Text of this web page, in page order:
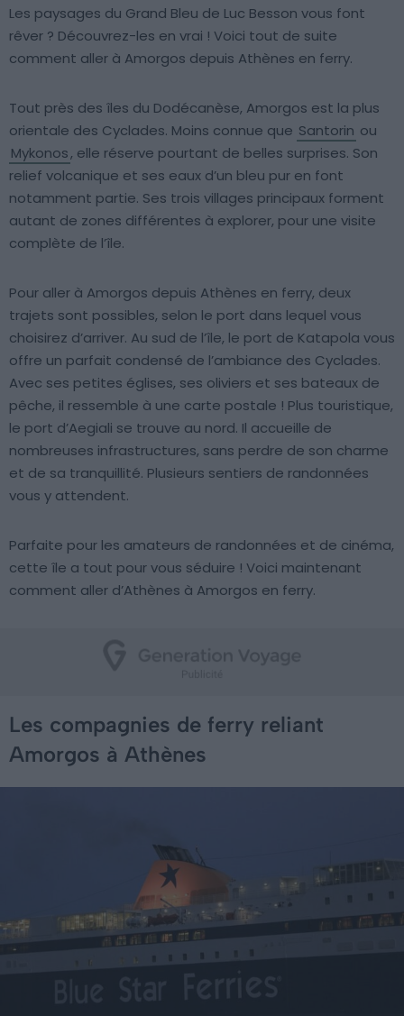
Les paysages du Grand Bleu de Luc Besson vous font
rêver ? Découvrez-les en vrai ! Voici tout de suite
comment aller à Amorgos depuis Athènes en ferry.
Tout près des îles du Dodécanèse, Amorgos est la plus
orientale des Cyclades. Moins connue que Santorin ou
Mykonos, elle réserve pourtant de belles surprises. Son
relief volcanique et ses eaux d’un bleu pur en font
notamment partie. Ses trois villages principaux forment
autant de zones différentes à explorer, pour une visite
complète de l’île.
Pour aller à Amorgos depuis Athènes en ferry, deux
trajets sont possibles, selon le port dans lequel vous
choisirez d’arriver. Au sud de l’île, le port de Katapola vous
offre un parfait condensé de l’ambiance des Cyclades.
Avec ses petites églises, ses oliviers et ses bateaux de
pêche, il ressemble à une carte postale ! Plus touristique,
le port d’Aegiali se trouve au nord. Il accueille de
nombreuses infrastructures, sans perdre de son charme
et de sa tranquillité. Plusieurs sentiers de randonnées
vous y attendent.
Parfaite pour les amateurs de randonnées et de cinéma,
cette île a tout pour vous séduire ! Voici maintenant
comment aller d’Athènes à Amorgos en ferry.
Les compagnies de ferry reliant
Amorgos à Athènes